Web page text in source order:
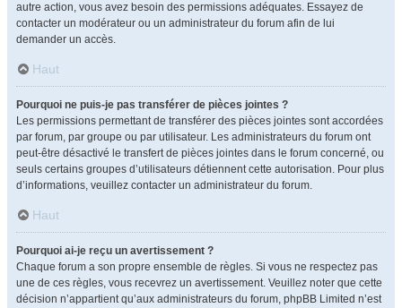
autre action, vous avez besoin des permissions adéquates. Essayez de
contacter un modérateur ou un administrateur du forum afin de lui
demander un accès.
Haut
Pourquoi ne puis-je pas transférer de pièces jointes ?
Les permissions permettant de transférer des pièces jointes sont accordées
par forum, par groupe ou par utilisateur. Les administrateurs du forum ont
peut-être désactivé le transfert de pièces jointes dans le forum concerné, ou
seuls certains groupes d’utilisateurs détiennent cette autorisation. Pour plus
d’informations, veuillez contacter un administrateur du forum.
Haut
Pourquoi ai-je reçu un avertissement ?
Chaque forum a son propre ensemble de règles. Si vous ne respectez pas
une de ces règles, vous recevrez un avertissement. Veuillez noter que cette
décision n’appartient qu’aux administrateurs du forum, phpBB Limited n’est